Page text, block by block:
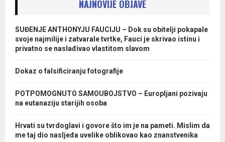
NAJNOVIJE OBJAVE
SUĐENJE ANTHONYJU FAUCIJU – Dok su obitelji pokapale
svoje najmilije i zatvarale tvrtke, Fauci je skrivao istinu i
privatno se naslađivao vlastitom slavom
Dokaz o falsificiranju fotografije
POTPOMOGNUTO SAMOUBOJSTVO – Europljani pozivaju
na eutanaziju starijih osoba
Hrvati su tvrdoglavi i govore što im je na pameti. Mislim da
me taj dio nasljeđa uvelike oblikovao kao znanstvenika